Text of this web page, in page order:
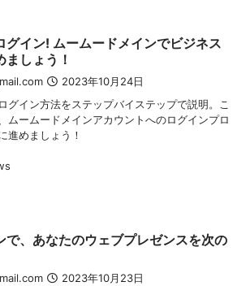
グイン! ムームードメインでビジネス
しょう！
2023年10月24日
グイン方法をステップバイステップで説明。こ
ムームードメインアカウントへのログインプロ
進めましょう！
で、あなたのウェブプレゼンスを次の
2023年10月23日